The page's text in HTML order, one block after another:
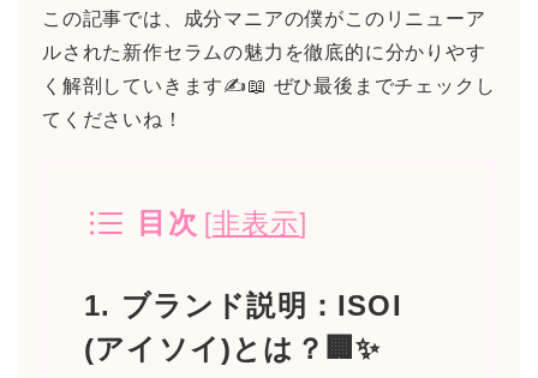
この記事では、成分マニアの僕がこのリニューア
ルされた新作セラムの魅力を徹底的に分かりやす
く解剖していきます✍️📖 ぜひ最後までチェックし
てくださいね！
目次 [非表示]
1. ブランド説明：ISOI
(アイソイ)とは？🏢✨